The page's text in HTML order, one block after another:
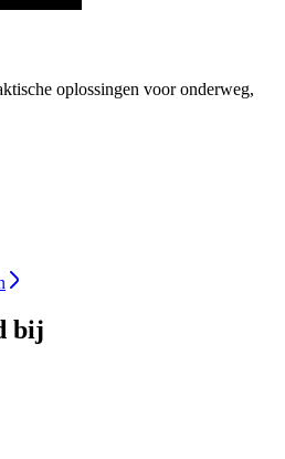
oplossingen voor onderweg,
bij